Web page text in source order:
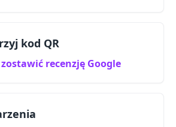
kod QR
recenzję Google